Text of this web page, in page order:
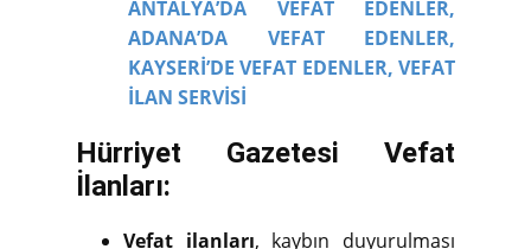
ANTALYA’DA VEFAT EDENLER,
ADANA’DA VEFAT EDENLER,
KAYSERİ’DE VEFAT EDENLER, VEFAT
İLAN SERVİSİ
Hürriyet Gazetesi Vefat
İlanları:
Vefat ilanları, kaybın duyurulması